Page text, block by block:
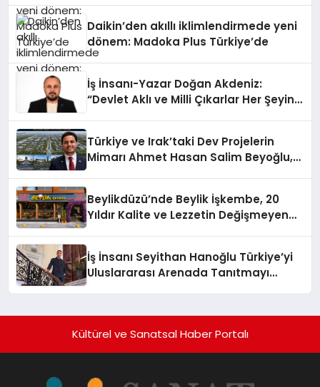
Daikin’den akıllı iklimlendirmede yeni
dönem: Madoka Plus Türkiye’de
İş İnsanı-Yazar Doğan Akdeniz:
“Devlet Aklı ve Milli Çıkarlar Her Şeyin
Türkiye ve Irak’taki Dev Projelerin
Mimarı Ahmet Hasan Salim Beyoğlu,
Hayata Geçirecek
Beylikdüzü’nde Beylik İşkembe, 20
Yıldır Kalite ve Lezzetin Değişmeyen
İş İnsanı Seyithan Hanoğlu Türkiye’yi
Uluslararası Arenada Tanıtmayı
Kültürel ve Sanatsal Haber Portalı